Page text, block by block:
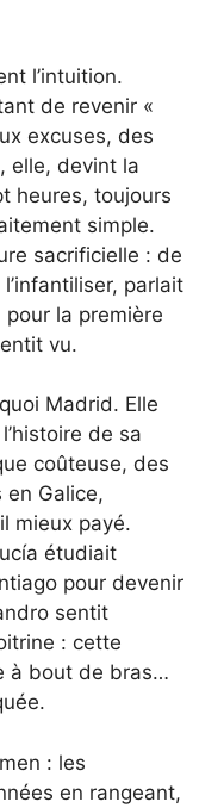
l’intuition.
de revenir «
excuses, des
elle, devint la
heures, toujours
simple.
sacrificielle : de
parlait
pour la première
vu.
Madrid. Elle
de sa
coûteuse, des
en Galice,
mieux payé.
étudiait
pour devenir
sentit
: cette
à bout de bras…
: les
en rangeant,